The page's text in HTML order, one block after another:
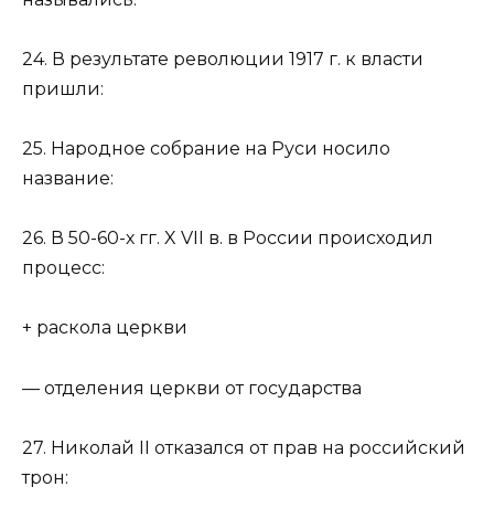
24. В результате революции 1917 г. к власти
пришли:
25. Народное собрание на Руси носило
название:
26. В 50-60-х гг. X VII в. в России происходил
процесс:
+ раскола церкви
— отделения церкви от государства
27. Николай II отказался от прав на российский
трон: